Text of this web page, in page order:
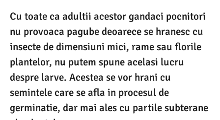
Cu toate ca adultii acestor gandaci pocnitori
nu provoaca pagube deoarece se hranesc cu
insecte de dimensiuni mici, rame sau florile
plantelor, nu putem spune acelasi lucru
despre larve. Acestea se vor hrani cu
semintele care se afla in procesul de
germinatie, dar mai ales cu partile subterane